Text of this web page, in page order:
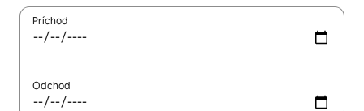
Príchod
Odchod